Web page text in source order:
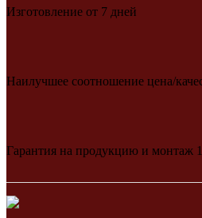
Изготовление от 7 дней
Наилучшее соотношение цена/
Гарантия на продукцию и монтаж